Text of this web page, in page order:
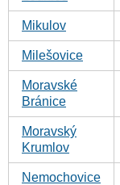
Mikulov
Milešovice
Moravské
Bránice
Moravský
Krumlov
Nemochovice